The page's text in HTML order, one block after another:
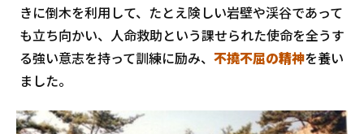
きに倒木を利用して、たとえ険しい岩壁や渓谷であって
も立ち向かい、人命救助という課せられた使命を全うす
る強い意志を持って訓練に励み、 不撓不屈の精神を養い
ました。